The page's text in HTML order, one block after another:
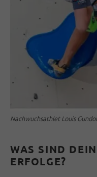
Nachwuchsathlet Louis
WAS SIND
RFOLGE?